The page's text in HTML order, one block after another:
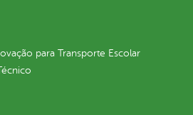
para Transporte Escolar